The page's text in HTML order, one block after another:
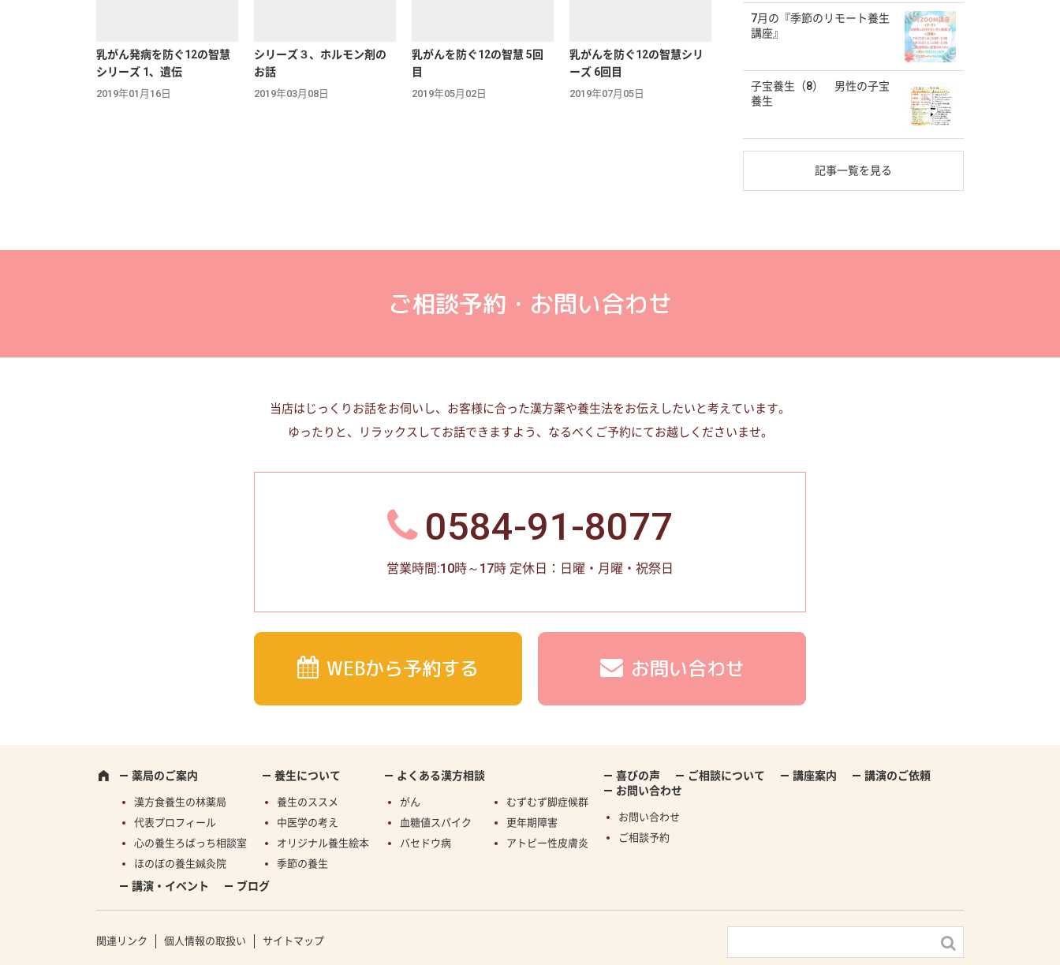
乳がん発病を防ぐ12の智慧
シリーズ 1、遺伝
2019年01月16日
シリーズ３、ホルモン剤の
お話
2019年03月08日
乳がんを防ぐ12の智慧 5回
目
2019年05月02日
乳がんを防ぐ12の智慧シリ
ーズ 6回目
2019年07月05日
7月の『季節のリモート養生
講座』
子宝養生（8） 男性の子宝
養生
記事一覧を見る
ご相談予約・お問い合わせ
当店はじっくりお話をお伺いし、お客様に合った漢方薬や養生法をお伝えしたいと考えています。
ゆったりと、リラックスしてお話できますよう、なるべくご予約にてお越しくださいませ。
0584-91-8077
営業時間:10時～17時 定休日：日曜・月曜・祝祭日
WEBから予約する お問い合わせ
薬局のご案内
漢方食養生の林薬局
代表プロフィール
心の養生ろばっち相談室
ほのぼの養生鍼灸院
養生について
養生のススメ
中医学の考え
オリジナル養生絵本
季節の養生
よくある漢方相談
がん
血糖値スパイク
バセドウ病
むずむず脚症候群
更年期障害
アトピー性皮膚炎
喜びの声 ご相談について 講座案内
講演のご依頼
お問い合わせ
お問い合わせ
ご相談予約
講演・イベント ブログ
関連リンク 個人情報の取扱い サイトマップ